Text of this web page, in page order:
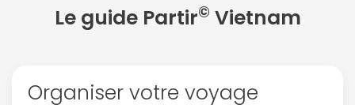
Le guide Partir© Vietnam
Organiser votre voyage